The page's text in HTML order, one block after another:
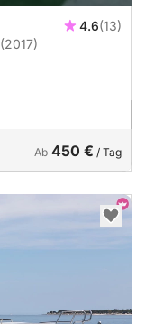
4.6(13)
(2017)
Ab 450 € / Tag